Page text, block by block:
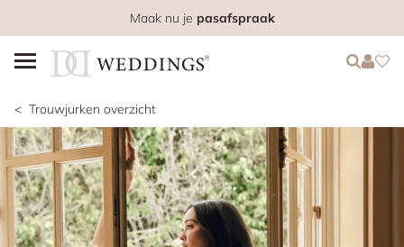
Maak nu je pasafspraak
Login
Login
Trouwjurken overzicht